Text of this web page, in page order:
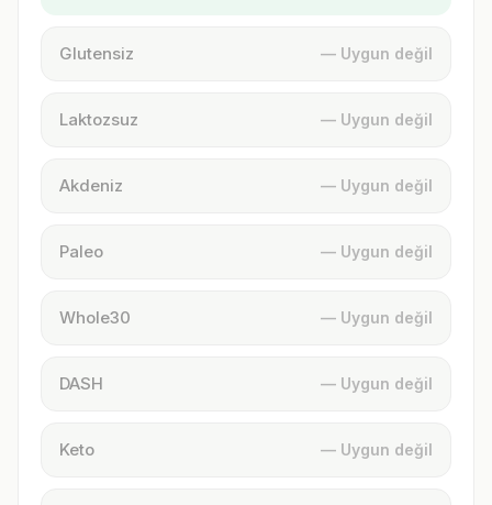
Glutensiz — Uygun değil
Laktozsuz — Uygun değil
Akdeniz — Uygun değil
Paleo — Uygun değil
Whole30 — Uygun değil
DASH — Uygun değil
Keto — Uygun değil